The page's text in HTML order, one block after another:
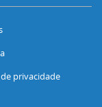
privacidade